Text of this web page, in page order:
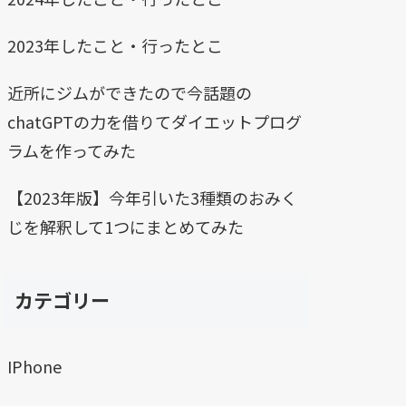
2023年したこと・行ったとこ
近所にジムができたので今話題の
chatGPTの力を借りてダイエットプログ
ラムを作ってみた
【2023年版】今年引いた3種類のおみく
じを解釈して1つにまとめてみた
カテゴリー
IPhone